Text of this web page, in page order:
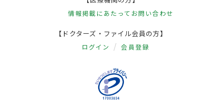
情報掲載にあたって お問い合わせ
【ドクターズ・ファイル会員の方】
ログイン 会員登録